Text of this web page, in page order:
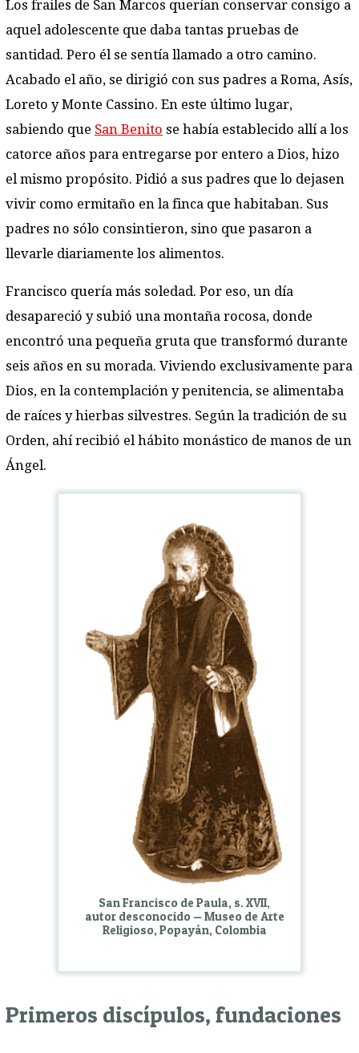
Los frailes de San Marcos querían conservar consigo a
aquel adolescente que daba tantas pruebas de
santidad. Pero él se sentía llamado a otro camino.
Acabado el año, se dirigió con sus padres a Roma, Asís,
Loreto y Monte Cassino. En este último lugar,
sabiendo que San Benito se había establecido allí a los
catorce años para entregarse por entero a Dios, hizo
el mismo propósito. Pidió a sus padres que lo dejasen
vivir como ermitaño en la finca que habitaban. Sus
padres no sólo consintieron, sino que pasaron a
llevarle diariamente los alimentos.
Francisco quería más soledad. Por eso, un día
desapareció y subió una montaña rocosa, donde
encontró una pequeña gruta que transformó durante
seis años en su morada. Viviendo exclusivamente para
Dios, en la contemplación y penitencia, se alimentaba
de raíces y hierbas silvestres. Según la tradición de su
Orden, ahí recibió el hábito monástico de manos de un
Ángel.
San Francisco de Paula, s. XVII,
autor desconocido — Museo de Arte
Religioso, Popayán, Colombia
Primeros discípulos, fundaciones